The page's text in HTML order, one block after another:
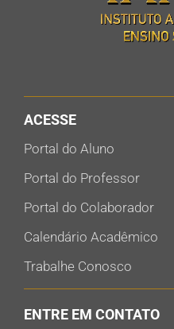
ACESSE
Portal do Aluno
Portal do Professor
Portal do Colaborador
Calendário Acadêmico
Trabalhe Conosco
ENTRE EM CONTATO